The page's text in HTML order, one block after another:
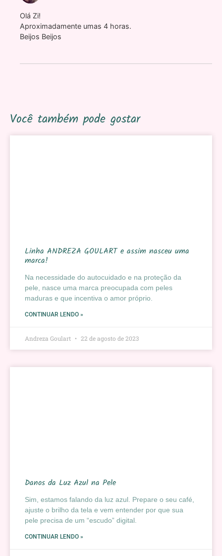
Olá Zi!
Aproximadamente umas 4 horas.
Beijos Beijos
Você também pode gostar
Linha ANDREZA GOULART e assim nasceu uma
marca!
Na necessidade do autocuidado e na proteção da
pele, nasce uma marca preocupada com peles
maduras e que incentiva o amor próprio.
CONTINUAR LENDO »
Andreza Goulart 22 de agosto de 2023
Danos da Luz Azul na Pele
Sim, estamos falando da luz azul. Prepare o seu café,
ajuste o brilho da tela e vem entender por que sua
pele precisa de um “escudo” digital.
CONTINUAR LENDO »